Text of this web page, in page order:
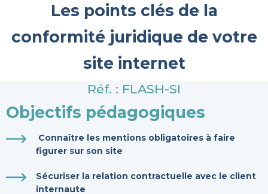
Les points clés de la
conformité juridique de votre
site internet
Réf. : FLASH-SI
Objectifs pédagogiques
Connaître les mentions obligatoires à faire
figurer sur son site
Sécuriser la relation contractuelle avec le client
internaute